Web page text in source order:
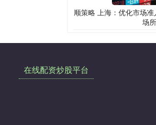
顺策略 上海：优化市场
场
在线配资炒股平台